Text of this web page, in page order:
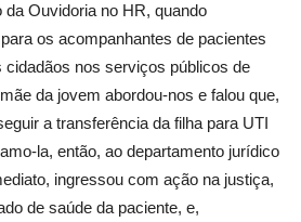
da Ouvidoria no HR, quando
os acompanhantes de pacientes
cidadãos nos serviços públicos de
da jovem abordou-nos e falou que,
a transferência da filha para UTI
la, então, ao departamento jurídico
ingressou com ação na justiça,
de saúde da paciente, e,